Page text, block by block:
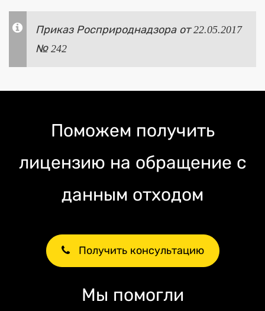
Приказ Росприроднадзора от 22.05.2017
№ 242
Поможем получить
лицензию на обращение с
данным отходом
Получить консультацию
Мы помогли